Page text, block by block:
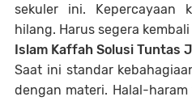
sekuler ini. Kepercayaan
hilang. Harus segera
Islam Kaffah Solusi Tuntas
Saat ini standar
dengan materi. Halal-